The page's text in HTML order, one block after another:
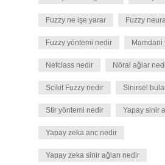
Fuzzy ne işe yarar Fuzzy
Fuzzy yöntemi nedir Mamdani
Nefclass nedir Nöral ağlar
Scikit Fuzzy nedir Sinirsel
Stir yöntemi nedir Yapay sinir
Yapay zeka anc nedir
Yapay zeka sinir ağları nedir